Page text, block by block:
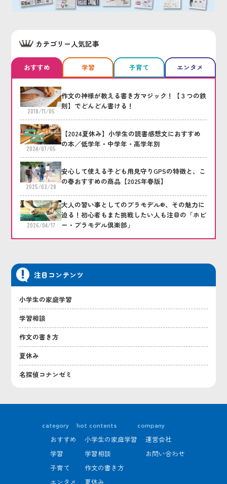
カテゴリー人気記事
おすすめ 学習 子育て エンタメ
2018/11/05
作文の神様が教える書き方マジック！【３つの鉄
則】でどんどん書ける！
2024/07/05
【2024夏休み】小学生の読書感想文におすすめ
の本／低学年・中学年・高学年別
2025/03/28
安心して使える子ども用見守りGPSの特徴と、こ
の春おすすめの商品【2025年春版】
2026/04/17
大人の習い事としてのプラモデル®、その魅力に
迫る！初心者もまた挑戦したい人も注目の「ホビ
ー・プラモデル倶楽部」
注目コンテンツ
小学生の家庭学習
学習相談
作文の書き方
夏休み
名探偵コナンゼミ
category
おすすめ
学習
子育て
エンタメ
hot contents
小学生の家庭学習
学習相談
作文の書き方
夏休み
company
運営会社
お問い合わせ